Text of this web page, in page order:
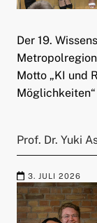
Der 19.
Motto „KI und
Prof. Dr. Yuki
3. JULI 2026